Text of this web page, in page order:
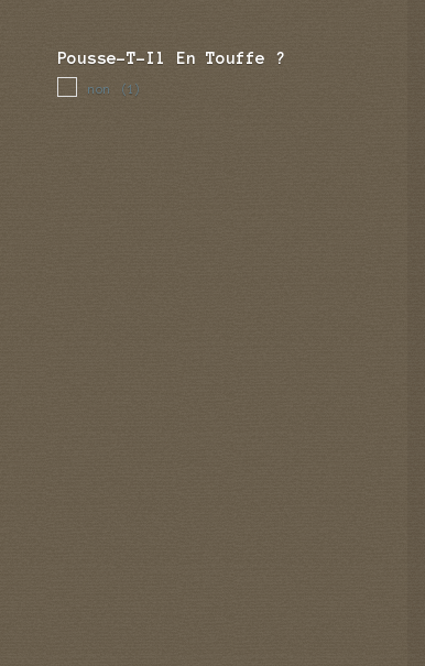
Pousse-T-Il En Touffe ?
non (1)